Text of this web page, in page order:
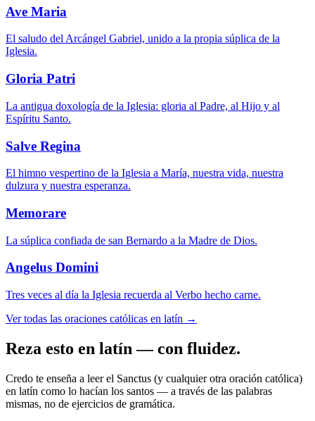
Ave Maria
El saludo del Arcángel Gabriel, unido a la propia súplica de la
Iglesia.
Gloria Patri
La antigua doxología de la Iglesia: gloria al Padre, al Hijo y al
Espíritu Santo.
Salve Regina
El himno vespertino de la Iglesia a María, nuestra vida, nuestra
dulzura y nuestra esperanza.
Memorare
La súplica confiada de san Bernardo a la Madre de Dios.
Angelus Domini
Tres veces al día la Iglesia recuerda al Verbo hecho carne.
Ver todas las oraciones católicas en latín →
Reza esto en latín — con fluidez.
Credo te enseña a leer el Sanctus (y cualquier otra oración católica)
en latín como lo hacían los santos — a través de las palabras
mismas, no de ejercicios de gramática.